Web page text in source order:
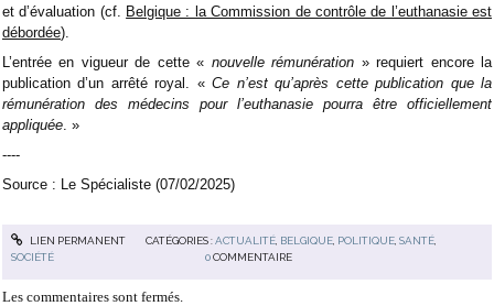
et d’évaluation (cf. Belgique : la Commission de contrôle de l’euthanasie est
débordée).
L’entrée en vigueur de cette « nouvelle rémunération » requiert encore la
publication d’un arrêté royal. «Ce n’est qu’après cette publication que la
rémunération des médecins pour l’euthanasie pourra être officiellement
appliquée . »
----
Source : Le Spécialiste (07/02/2025)
LIEN PERMANENT CATÉGORIES :ACTUALITÉ, BELGIQUE, POLITIQUE, SANTÉ,
SOCIÉTÉ
0 COMMENTAIRE
Les commentaires sont fermés.